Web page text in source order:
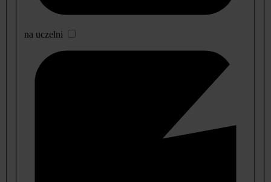
na uczelni